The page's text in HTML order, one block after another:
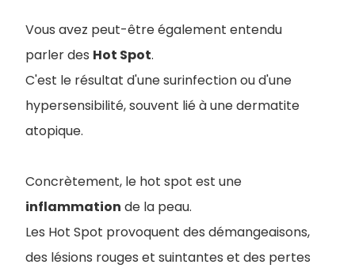
Vous avez peut-être également entendu
parler des Hot Spot.
C'est le résultat d'une surinfection ou d'une
hypersensibilité, souvent lié à une dermatite
atopique.
Concrètement, le hot spot est une
inflammation de la peau.
Les Hot Spot provoquent des démangeaisons,
des lésions rouges et suintantes et des pertes